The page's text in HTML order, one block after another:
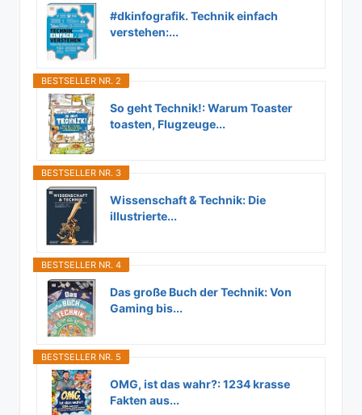
#dkinfografik. Technik einfach
verstehen:...
BESTSELLER NR. 2
So geht Technik!: Warum Toaster
toasten, Flugzeuge...
BESTSELLER NR. 3
Wissenschaft & Technik: Die
illustrierte...
BESTSELLER NR. 4
Das große Buch der Technik: Von
Gaming bis...
BESTSELLER NR. 5
OMG, ist das wahr?: 1234 krasse
Fakten aus...